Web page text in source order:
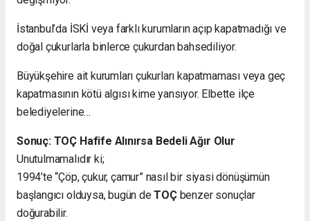
İstanbul’da İSKİ veya farklı kurumların açıp kapatmadığı ve
doğal çukurlarla binlerce çukurdan bahsediliyor.
Büyükşehire ait kurumları çukurları kapatmaması veya geç
kapatmasının kötü algısı kime yansıyor. Elbette ilçe
belediyelerine…
Sonuç: TOÇ Hafife Alınırsa Bedeli Ağır Olur
Unutulmamalıdır ki;
1994’te “Çöp, çukur, çamur” nasıl bir siyasi dönüşümün
başlangıcı olduysa, bugün deTOÇbenzer sonuçlar
doğurabilir.